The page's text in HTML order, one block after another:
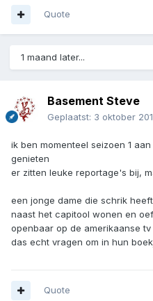
Quote
1 maand later...
Basement Steve
Geplaatst: 3 oktober
ik ben momenteel seizoen 1
genieten
er zitten leuke reportage's bij,
een jonge dame die schrik
naast het capitool wonen en
openbaar op de amerikaanse
das echt vragen om in hun
Quote